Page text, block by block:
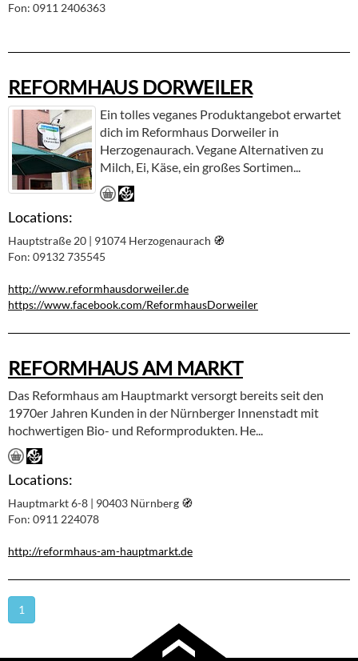
Fon: 0911 2406363
REFORMHAUS DORWEILER
Ein tolles veganes Produktangebot erwartet
dich im Reformhaus Dorweiler in
Herzogenaurach. Vegane Alternativen zu
Milch, Ei, Käse, ein großes Sortimen...
Locations:
Hauptstraße 20 | 91074 Herzogenaurach 🧭︎
Fon: 09132 735545
http://www.reformhausdorweiler.de
https://www.facebook.com/ReformhausDorweiler
REFORMHAUS AM MARKT
Das Reformhaus am Hauptmarkt versorgt bereits seit den
1970er Jahren Kunden in der Nürnberger Innenstadt mit
hochwertigen Bio- und Reformprodukten. He...
Locations:
Hauptmarkt 6-8 | 90403 Nürnberg 🧭︎
Fon: 0911 224078
http://reformhaus-am-hauptmarkt.de
1